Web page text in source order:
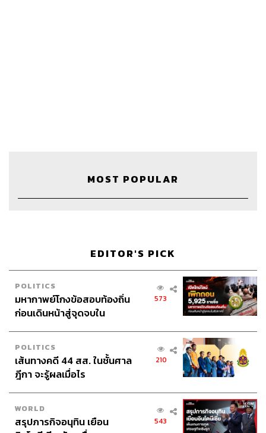
Credits
Host & Show Creatorนครินทร์ วนกิจไพบูลย์
Managerปวริศา ตั้งตุลานนท์
Assistantอสุมิ สุกี้คาวะ
Project Coordinator
Content Creatorsชาคร ฉายเพชร, ธนภาคย์ อิทธิชัยพล,
ภัทรสุดา บุญญศรี, อาภาภัทร อารยางกูร
Video Editorsวุฒิชัย ถิระบัญชาศักดิ์, อนนต์ พูนเจ้าทรัพย์,
MOST POPULAR
EDITOR'S PICK
POLITICS
มหากาพย์โกงข้อสอบท้องถิ่น
ก่อนเดินหน้าสู่จุดจบใน
573
POLITICS
เส้นทางคดี 44 สส. ในชั้นศาล
ฎีกา จะรู้ผลเมื่อไร
210
WORLD
สรุปภารกิจอนุทิน เยือน
543